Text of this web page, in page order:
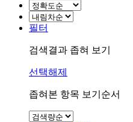
필터
검색결과 좁혀 보기
선택해제
좁혀본 항목 보기순서